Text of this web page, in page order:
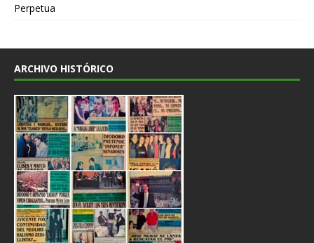
Perpetua
ARCHIVO HISTÓRICO